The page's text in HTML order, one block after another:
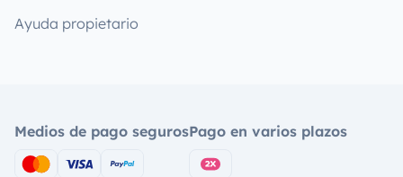
Ayuda propietario
Medios de pago segurosPago en varios plazos